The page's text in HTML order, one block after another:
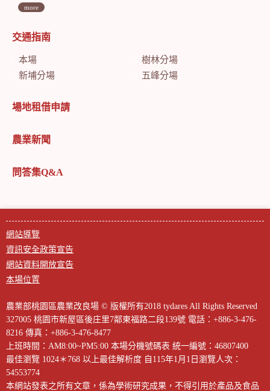
more
交通指南
本場
樹林分場
新埔分場
五峰分場
場地租借申請
農業新聞
問答集Q&A
網站導覽
資訊安全政策宣告
網站資料開放宣告
本場位置
農業部桃園區農業改良場 © 版權所有2018 tydares All Rights Reserved
327005 桃園市新屋區後庄里7鄰東福路二段139號 電話：+886-3-476-
8216 傳真：+886-3-476-8477
上班時間：AM8:00~PM5:00 本場分機號碼表 統一編號：46807400
最佳瀏覽 1024＊768 以上最佳解析度 自115年1月1日瀏覽人次：
54553774
本網站發表之所有文章，係為學術研究成果，不得引用於產品及食品